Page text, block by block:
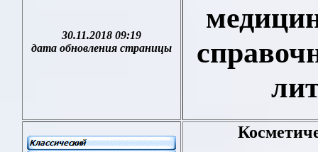
30.11.2018 09:19
дата обновления страницы